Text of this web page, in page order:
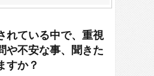
れている中で、重視
や不安な事、聞きた
すか？